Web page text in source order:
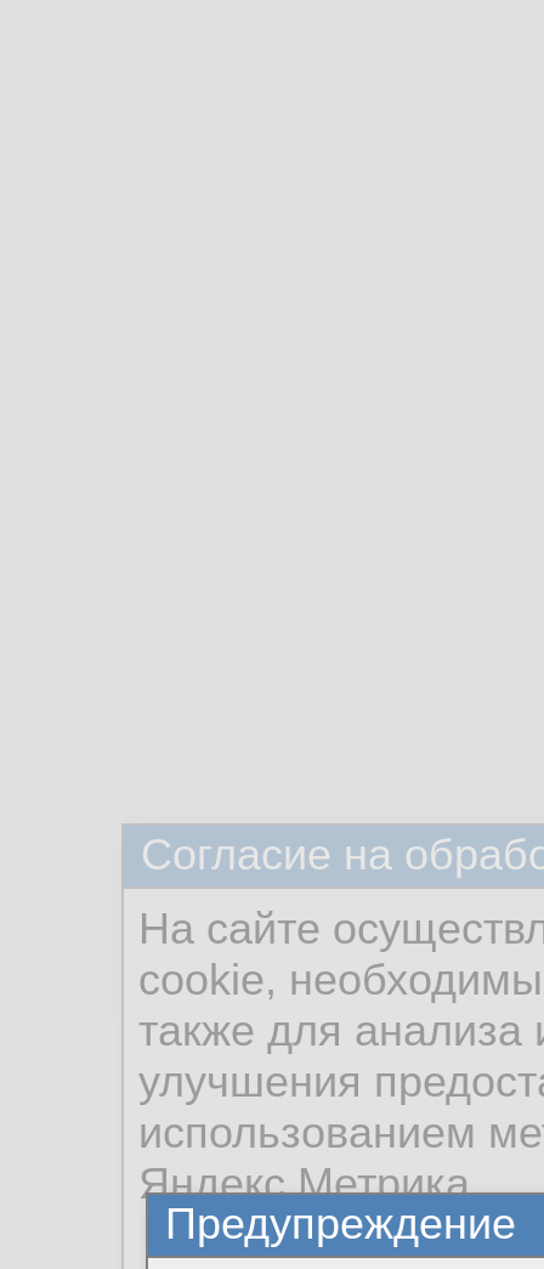
Предупреждение
Согласие на
На сайте
cookie,
также для анализа
улучшения
использованием
Яндекс.Метрика.